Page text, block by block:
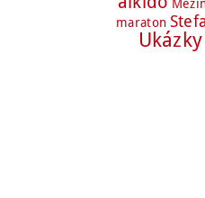
maraton